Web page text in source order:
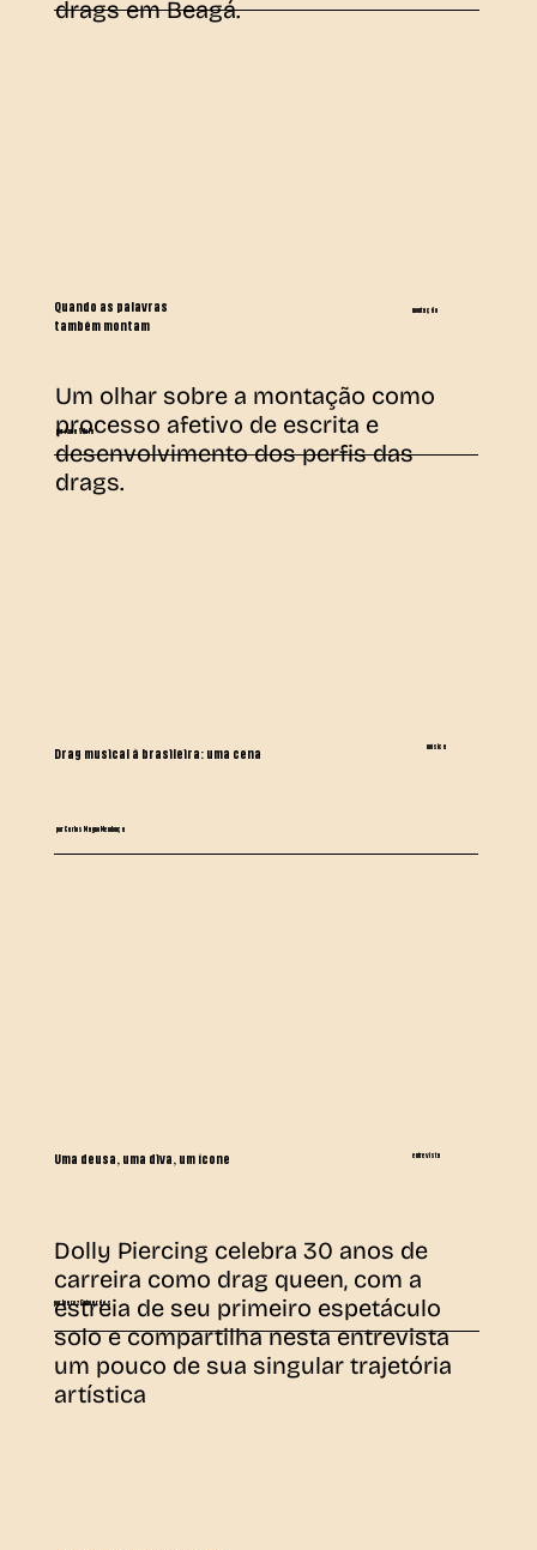
entrevista
Uma deusa, uma diva, um ícone
Dolly Piercing celebra 30 anos de
carreira como drag queen, com a
estreia de seu primeiro espetáculo
solo e compartilha nesta entrevista
um pouco de sua singular trajetória
artística
por Juarez Guimarães
drags em Beagá.
montação
Quando as palavras
também montam
Um olhar sobre a montação como
processo afetivo de escrita e
desenvolvimento dos perfis das
drags.
por Anna Vilela
música
Drag musical à brasileira: uma cena
por Carlos Magno Mendonça